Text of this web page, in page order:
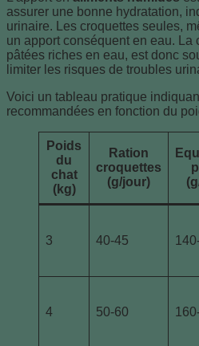
assurer une bonne hydratation,
urinaire. Les croquettes seules,
un apport conséquent en eau. La
pâtées riches en eau, est donc
limiter les risques de troubles
Voici un tableau pratique
recommandées en fonction du
Poids
du
chat
(kg)
Ration
croquettes
(g/jour)
3 40-45
4 50-60